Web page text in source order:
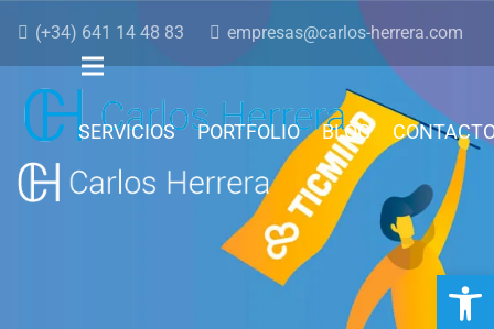
(+34) 641 14 48 83 empresas@carlos-herrera.com
SERVICIOS PORTFOLIO BLOG
Abrir